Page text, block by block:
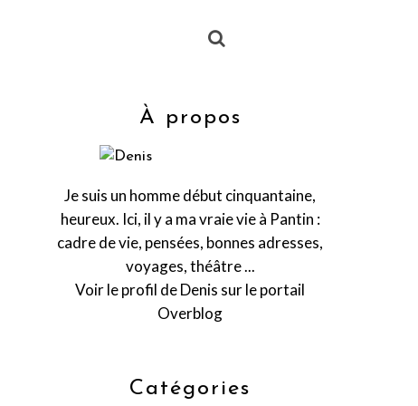
Catégories
À propos
Je suis un homme début cinquantaine,
heureux. Ici, il y a ma vraie vie à Pantin :
cadre de vie, pensées, bonnes adresses,
voyages, théâtre ...
Voir le profil deDenis sur le portail
Overblog